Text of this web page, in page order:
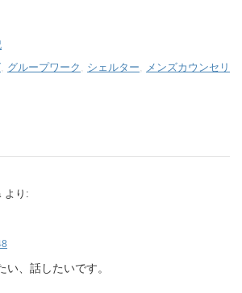
, グループワーク , シェルター, メンズカウンセリ
より:
い、話したいです。